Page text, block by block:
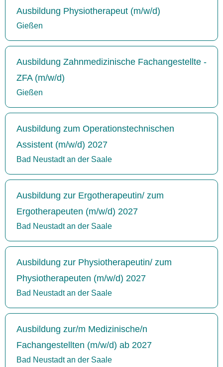
Ausbildung Physiotherapeut (m/w/d)
Gießen
Ausbildung Zahnmedizinische Fachangestellte -
ZFA (m/w/d)
Gießen
Ausbildung zum Operationstechnischen
Assistent (m/w/d) 2027
Bad Neustadt an der Saale
Ausbildung zur Ergotherapeutin/ zum
Ergotherapeuten (m/w/d) 2027
Bad Neustadt an der Saale
Ausbildung zur Physiotherapeutin/ zum
Physiotherapeuten (m/w/d) 2027
Bad Neustadt an der Saale
Ausbildung zur/m Medizinische/n
Fachangestellten (m/w/d) ab 2027
Bad Neustadt an der Saale